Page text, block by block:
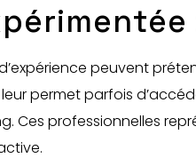
peuvent
permet parfois
Ces professionnelles